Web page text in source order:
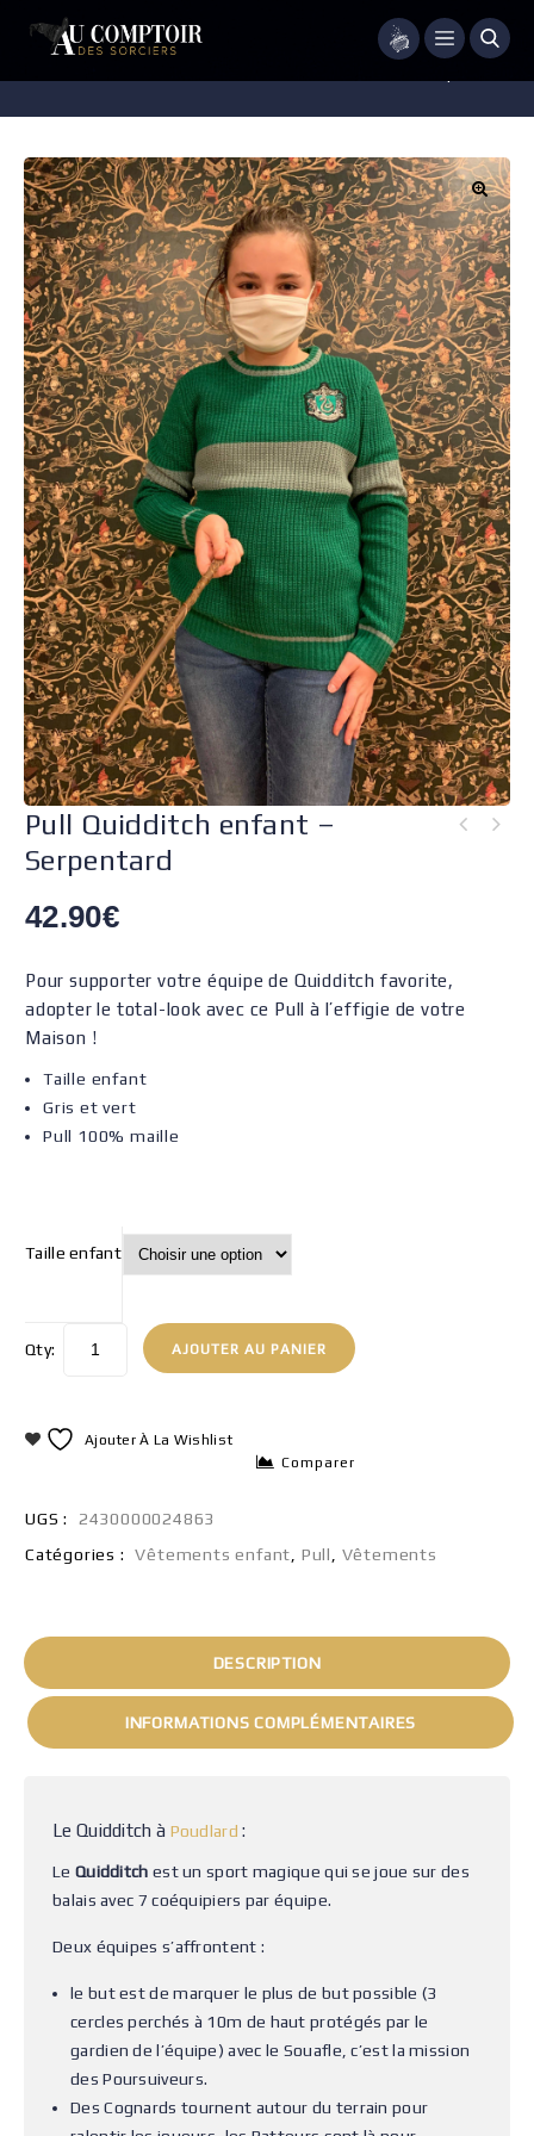
Menu
Pull Quidditch enfant –
Serpentard
42.90€
Pour supporter votre équipe de Quidditch favorite,
adopter le total-look avec ce Pull à l’effigie de votre
Maison !
Taille enfant
Gris et vert
Pull 100% maille
Taille enfant
Qty: AJOUTER AU PANIER
Ajouter À La Wishlist
Comparer
UGS :
2430000024863
Catégories :
Vêtements enfant Pull Vêtements
DESCRIPTION
INFORMATIONS COMPLÉMENTAIRES
Le Quidditch à Poudlard :
Le Quidditch est un sport magique qui se joue sur des
balais avec 7 coéquipiers par équipe.
Deux équipes s’affrontent :
le but est de marquer le plus de but possible (3
cercles perchés à 10m de haut protégés par le
gardien de l’équipe) avec le Souafle, c’est la mission
des Poursuiveurs.
Des Cognards tournent autour du terrain pour